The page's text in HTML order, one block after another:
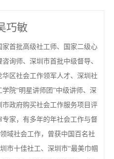
巧敏
家首批高级社工师、国家二级心
咨询师、深圳市首批中级督导、
华区社会工作领军人才、深圳社
学院“明星讲师团”中级讲师、深
市政府购买社会工作服务项目评
专家，有多年的年社会工作与督
域社会工作，曾获中国百名社
市十佳社工、深圳市“最美巾帼